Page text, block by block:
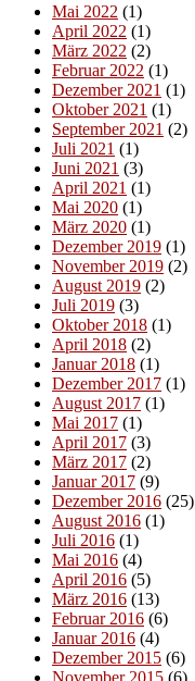
Mai 2022 (1)
April 2022 (1)
März 2022 (2)
Februar 2022 (1)
Dezember 2021 (1)
Oktober 2021 (1)
September 2021 (2)
Juli 2021 (1)
Juni 2021 (3)
April 2021 (1)
Mai 2020 (1)
März 2020 (1)
Dezember 2019 (1)
November 2019 (2)
August 2019 (2)
Juli 2019 (3)
Oktober 2018 (1)
April 2018 (2)
Januar 2018 (1)
Dezember 2017 (1)
August 2017 (1)
Mai 2017 (1)
April 2017 (3)
März 2017 (2)
Januar 2017 (9)
Dezember 2016 (25)
August 2016 (1)
Juli 2016 (1)
Mai 2016 (4)
April 2016 (5)
März 2016 (13)
Februar 2016 (6)
Januar 2016 (4)
Dezember 2015 (6)
November 2015 (6)